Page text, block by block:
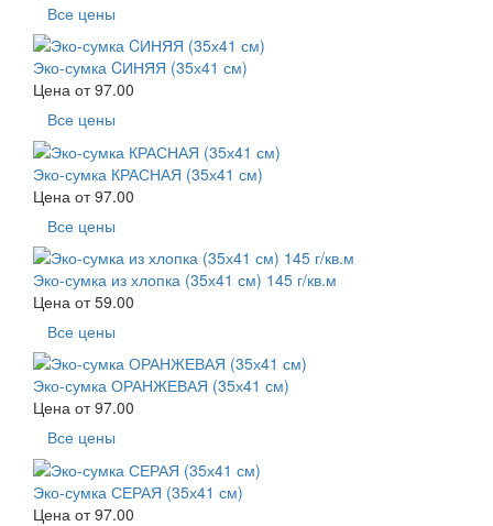
Все цены
Эко-сумка CИНЯЯ (35х41 см)
Цена от97.00
Все цены
Эко-сумка КРАСНАЯ (35х41 см)
Цена от97.00
Все цены
Эко-сумка из хлопка (35х41 см) 145 г/кв.м
Цена от59.00
Все цены
Эко-сумка ОРАНЖЕВАЯ (35х41 см)
Цена от97.00
Все цены
Эко-сумка СЕРАЯ (35х41 см)
Цена от97.00